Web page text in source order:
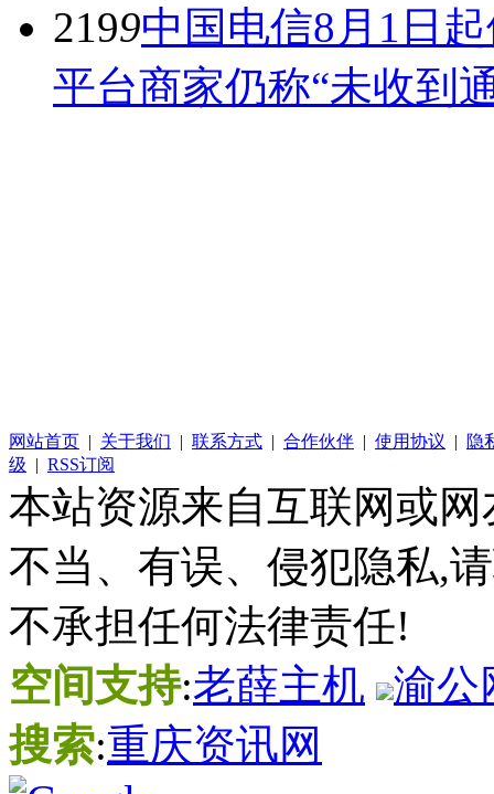
2199中国电信8月1日
平台商家仍称“未收到
网站首页 | 关于我们 | 联系方式 | 合作伙伴 | 使用协议 |
隐
级 | RSS订阅
本站资源来自互联网或
不当、有误、侵犯隐私,
不承担任何法律责任!
空间支持:老薛主机
渝公
搜索:重庆资讯网